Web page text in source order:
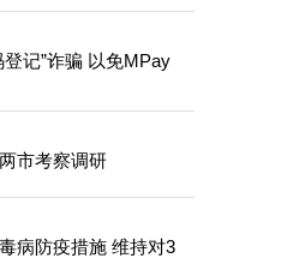
记”诈骗 以免MPay
市考察调研
病防疫措施 维持对3